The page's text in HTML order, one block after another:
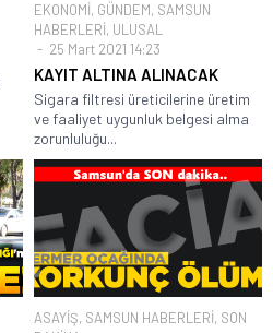
EKONOMİ, GÜNDEM, SAMSUN
HABERLERİ, ULUSAL
25 Mart 2021 14:23
KAYIT ALTINA ALINACAK
Sigara filtresi üreticilerine üretim
ve faaliyet uygunluk belgesi alma
zorunluluğu...
ASAYİŞ, SAMSUN HABERLERİ, SON